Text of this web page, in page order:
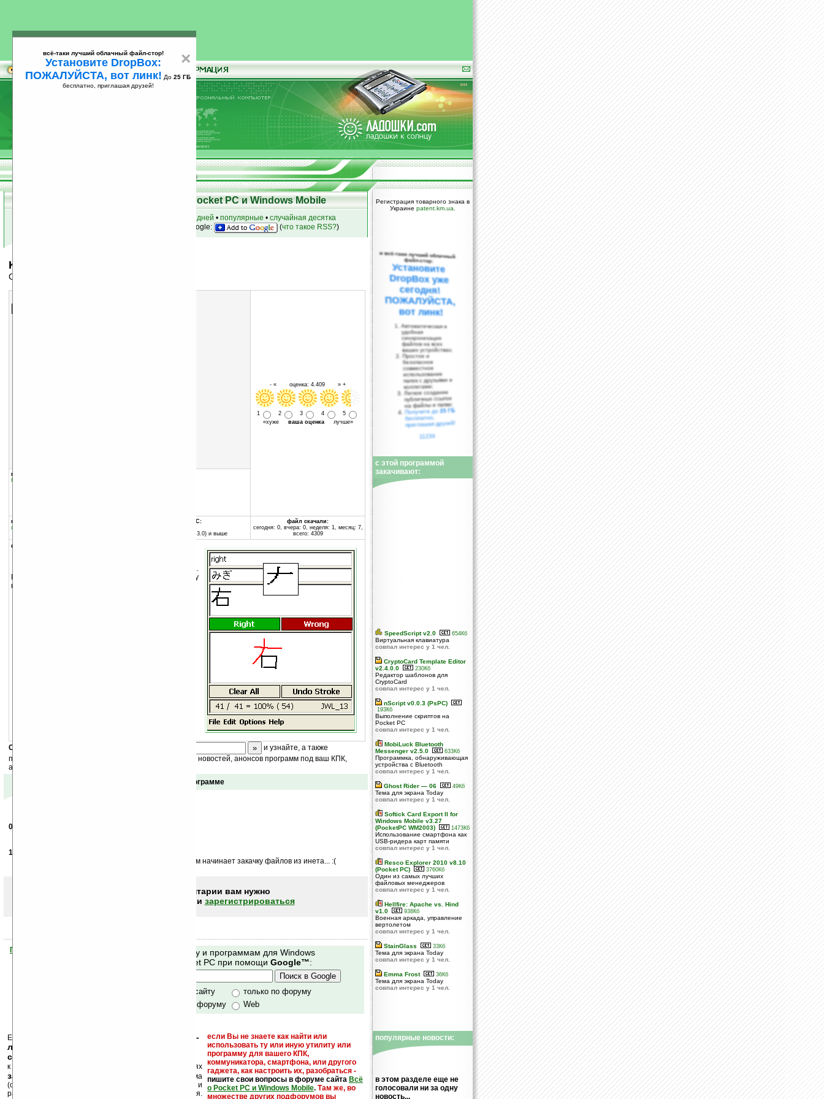
25
Скачать программы для КПК Pocket PC и Windows Mobile
за 7 дней • популярные • случайная десятка
на Google: (что такое RSS?)
King Kanji v6.1
Самоучитель японского языка
- « оценка: 4.409 » +
1 2 3 4
5
«хуже ваша оценкалучше»
группы программы:
Наука
программа:
шареварная
совместима с Pocket PC:
Pocket PC (Windows CE 3.0) и выше
файл скачали:
сегодня: 0, вчера: 0, неделя: 1, месяц: 7,
всего: 4309
описание:
Самоучитель японского языка.
Поддерживается обучение чтению и правильному
написанию иероглифов.
Скоро
и узнайте, а также
получайте ежедневный или еженедельный дайджест новостей, анонсов программ под ваш КПК,
акций сайта на ваш почтовый ящик.
Отзывы о программе
07.06.2006
14.09.2007
Надо предупреждать, что установочный файл потом начинает закачку файлов из инета... :(
Чтобы писать комментарии вам нужно
или зарегистрироваться
Помогите Ладошкам стать лучше
Поиск по сайту и программам для Windows
Mobile и Pocket PC при помощи Google™:
только по сайту
только по форуму
по сайту и форуму
Web
Еще раз обращаем внимание, что
кейгены, кряки -
лекарства, серийные номера, ключи и
ссылки на варезные сайты
если Вы не знаете как найти или
использовать ту или иную утилиту или
программу для вашего КПК,
коммуникатора, смартфона, или другого
гаджета, как настроить их, разобраться -
пишите свои вопросы в форуме сайта Всё
о Pocket PC и Windows Mobile. Там же, во
множестве других подфорумов вы
к публикации на нашем сайте в комментариях
запрещены
, как и несанкционированная реклама
(спам). Мы поддерживаем авторов программ и
развитие легального программного обеспечения.
Регистрация товарного знака в
Украине patent.km.ua
×
всё-таки лучший облачный файл-стор!
Установите DropBox:
ПОЖАЛУЙСТА, вот линк! До 25 ГБ
бесплатно, приглашая друзей!
и всё-таки лучший облачный
файл-стор:
Установите
DropBox уже
сегодня!
ПОЖАЛУЙСТА,
вот линк!
Автоматическая и
удобная
синхронизация
файлов на всех
ваших устройствах;
Простое и
безопасное
совместное
использование
папок с друзьями и
коллегами;
Легкое создание
публичных ссылок
на файлы и папки;
Получите до25 ГБ
бесплатно,
приглашая друзей!
11234
с этой программой
закачивают:
SpeedScript v2.0 654Кб
Виртуальная клавиатура
совпал интерес у 1 чел.
CryptoCard Template Editor
v2.4.0.0
230Кб
Редактор шаблонов для
CryptoCard
совпал интерес у 1 чел.
nScript v0.0.3 (PsPC)
193Кб
Выполнение скриптов на
Pocket PC
совпал интерес у 1 чел.
MobiLuck Bluetooth
Messenger v2.5.0
633Кб
Программка, обнаруживающая
устройства с Bluetooth
совпал интерес у 1 чел.
Ghost Rider — 06 49Кб
Тема для экрана Today
совпал интерес у 1 чел.
Softick Card Export II for
Windows Mobile v3.27
(PocketPC WM2003)
1473Кб
Использование смартфона как
USB-ридера карт памяти
совпал интерес у 1 чел.
Resco Explorer 2010 v8.10
(Pocket PC)
3760Кб
Один из самых лучших
файловых менеджеров
совпал интерес у 1 чел.
Hellfire: Apache vs. Hind
v1.0
938Кб
Военная аркада, управление
вертолетом
совпал интерес у 1 чел.
StainGlass 33Кб
Тема для экрана Today
совпал интерес у 1 чел.
Emma Frost 36Кб
Тема для экрана Today
совпал интерес у 1 чел.
популярные новости:
в этом разделе еще не
голосовали ни за одну
новость...